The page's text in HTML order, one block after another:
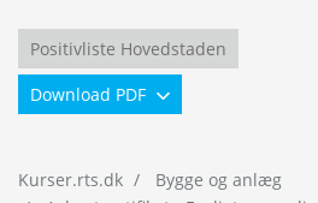
Positivliste Hovedstaden
Download PDF
Kurser.rts.dk
Bygge og anlæg